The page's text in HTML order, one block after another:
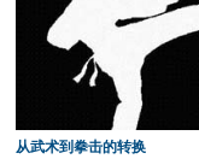
从武术到拳击的转换